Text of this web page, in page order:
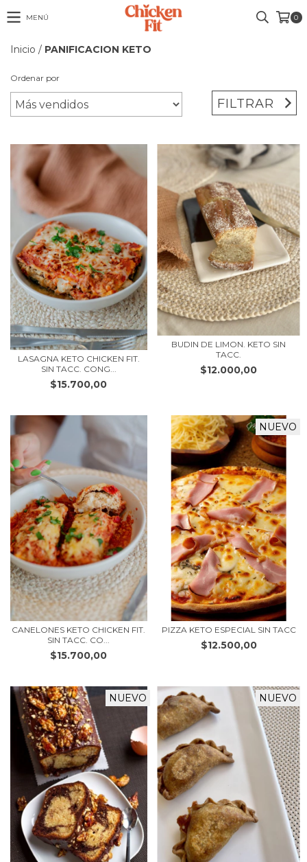
MENÚ 0
Inicio / PANIFICACION KETO
Ordenar por
FILTRAR
LASAGNA KETO CHICKEN FIT.
SIN TACC. CONG...
$15.700,00
BUDIN DE LIMON. KETO SIN
TACC.
$12.000,00
CANELONES KETO CHICKEN FIT.
SIN TACC. CO...
$15.700,00
NUEVO
PIZZA KETO ESPECIAL SIN TACC
$12.500,00
NUEVO NUEVO